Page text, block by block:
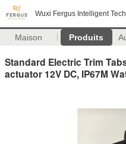
Wuxi Fergus Intelligent
Maison Produits
Standard Electric Trim
actuator 12V DC, IP67M